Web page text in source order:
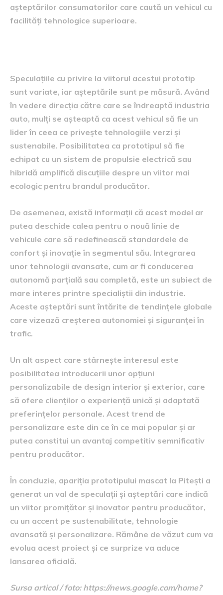
așteptărilor consumatorilor care caută un vehicul cu
facilități tehnologice superioare.
Speculațiile cu privire la viitorul acestui prototip
sunt variate, iar așteptările sunt pe măsură. Având
în vedere direcția către care se îndreaptă industria
auto, mulți se așteaptă ca acest vehicul să fie un
lider în ceea ce privește tehnologiile verzi și
sustenabile. Posibilitatea ca prototipul să fie
echipat cu un sistem de propulsie electrică sau
hibridă amplifică discuțiile despre un viitor mai
ecologic pentru brandul producător.
De asemenea, există informații că acest model ar
putea deschide calea pentru o nouă linie de
vehicule care să redefinească standardele de
confort și inovație în segmentul său. Integrarea
unor tehnologii avansate, cum ar fi conducerea
autonomă parțială sau completă, este un subiect de
mare interes printre specialiștii din industrie.
Aceste așteptări sunt întărite de tendințele globale
care vizează creșterea autonomiei și siguranței în
trafic.
Un alt aspect care stârnește interesul este
posibilitatea introducerii unor opțiuni
personalizabile de design interior și exterior, care
să ofere clienților o experiență unică și adaptată
preferințelor personale. Acest trend de
personalizare este din ce în ce mai popular și ar
putea constitui un avantaj competitiv semnificativ
pentru producător.
În concluzie, apariția prototipului mascat la Pitești a
generat un val de speculații și așteptări care indică
un viitor promițător și inovator pentru producător,
cu un accent pe sustenabilitate, tehnologie
avansată și personalizare. Rămâne de văzut cum va
evolua acest proiect și ce surprize va aduce
lansarea oficială.
Sursa articol / foto: https://news.google.com/home?